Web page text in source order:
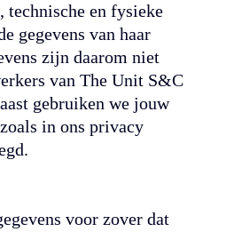
technische en fysieke
gegevens van haar
zijn daarom niet
van The Unit S&C
gebruiken we jouw
in ons privacy
voor zover dat